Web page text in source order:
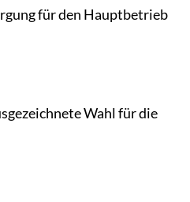
für den Hauptbetrieb
Wahl für die